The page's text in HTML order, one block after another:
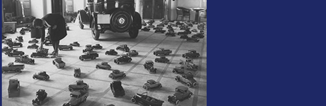
mehr in Deutschland |